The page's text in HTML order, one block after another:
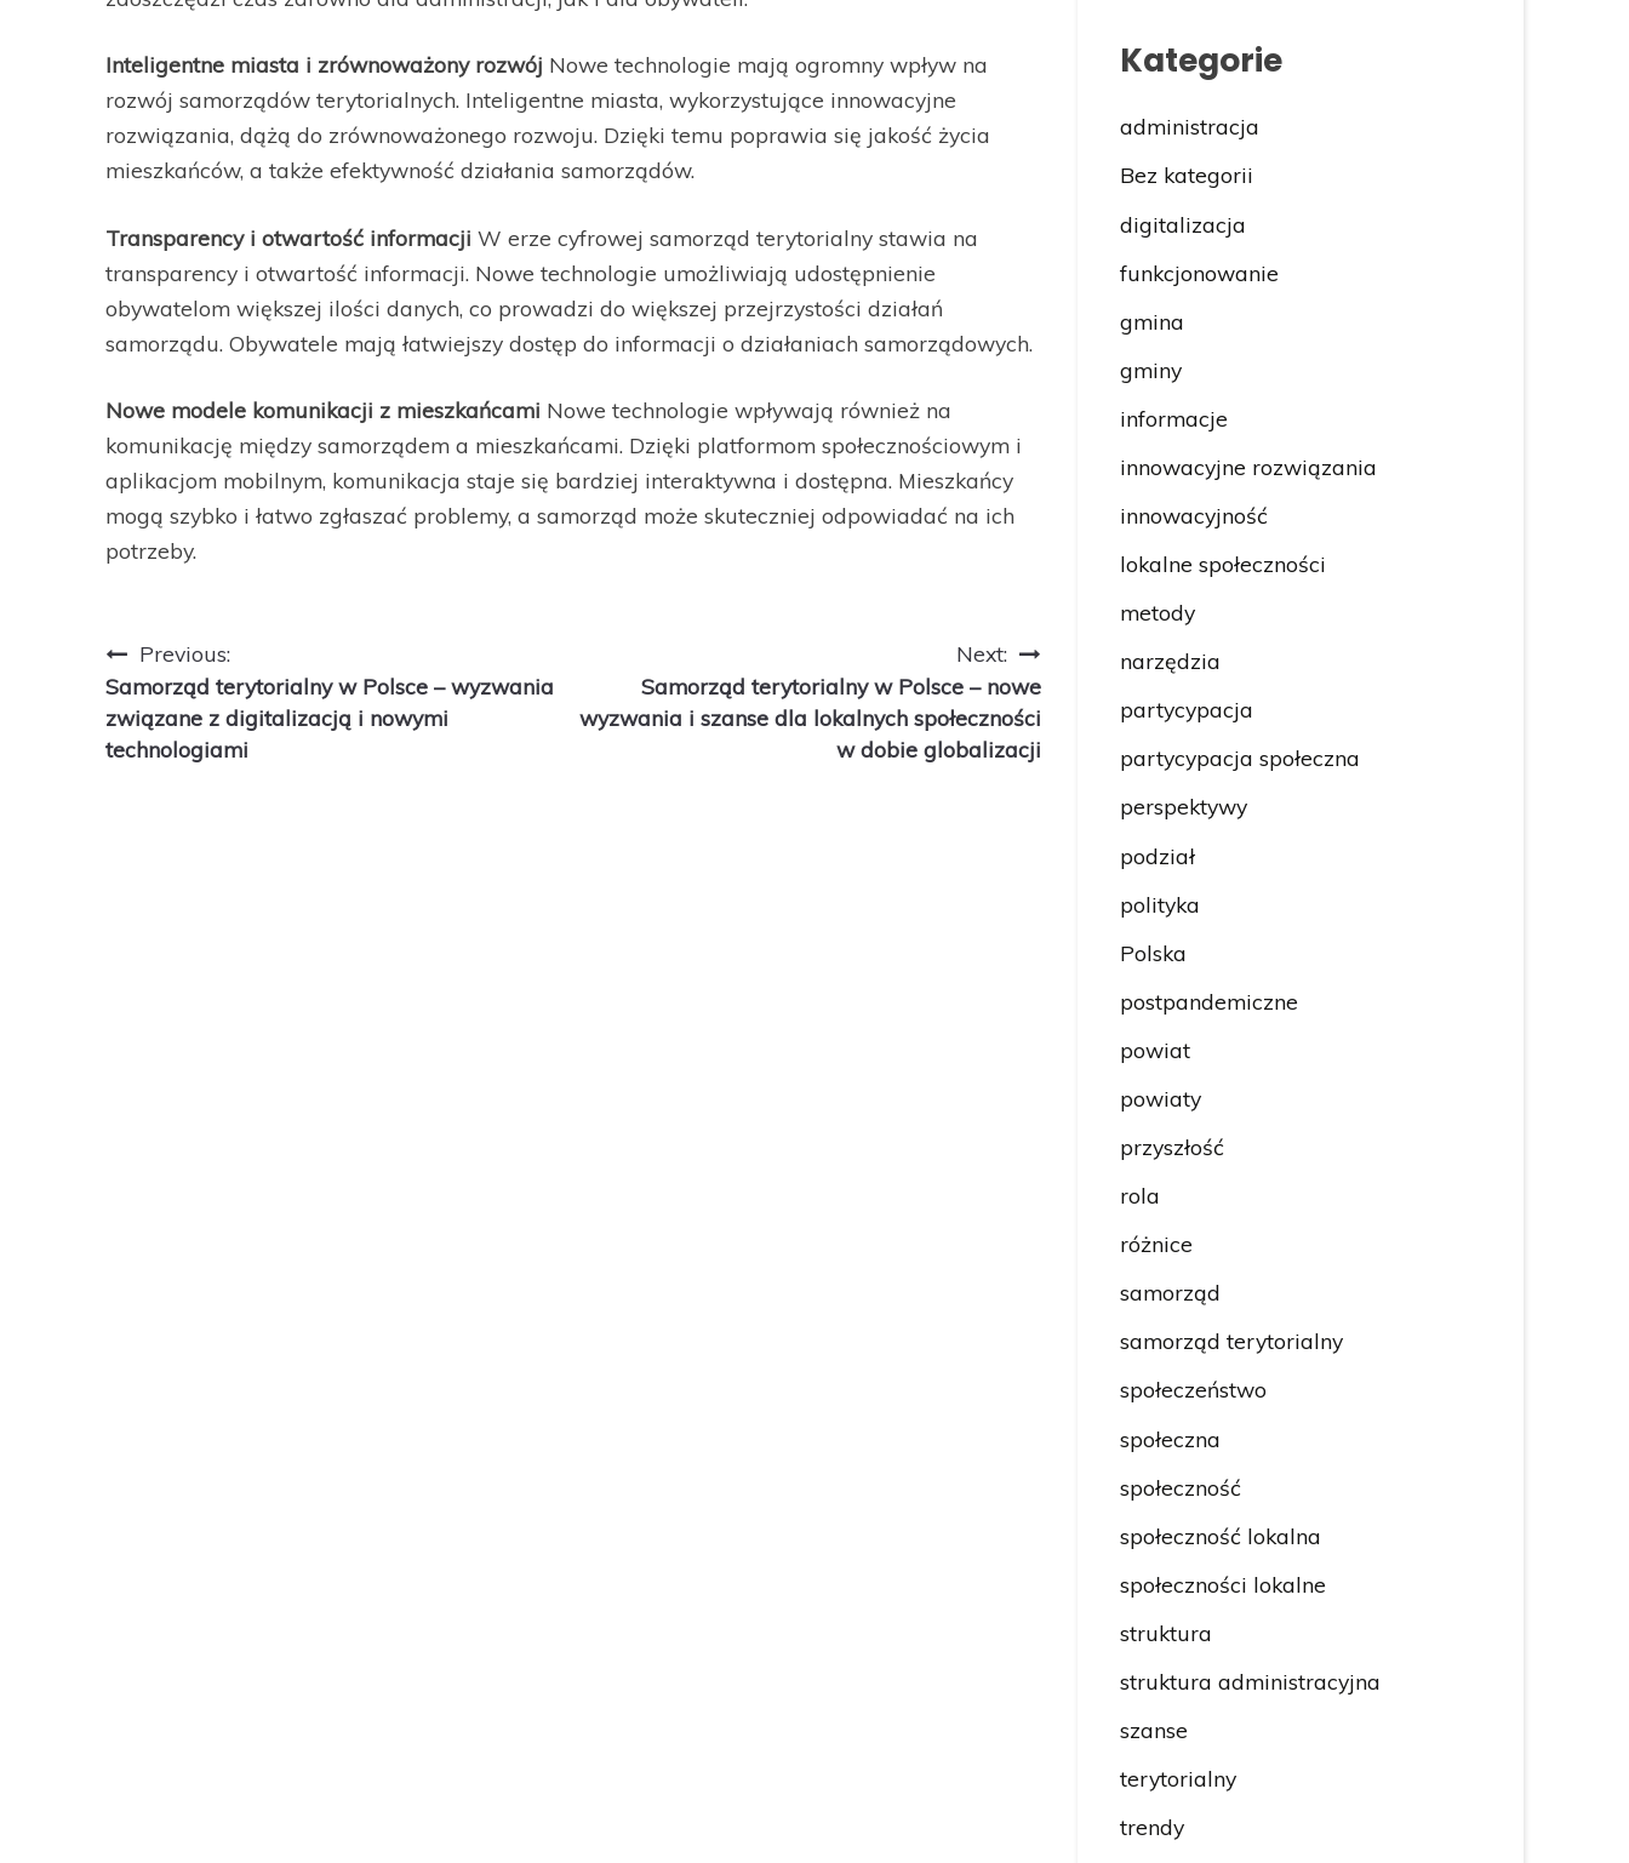
Inteligentne miasta i zrównoważony rozwój Nowe technologie mają ogromny wpływ na
rozwój samorządów terytorialnych. Inteligentne miasta, wykorzystujące innowacyjne
rozwiązania, dążą do zrównoważonego rozwoju. Dzięki temu poprawia się jakość życia
mieszkańców, a także efektywność działania samorządów.
Transparency i otwartość informacji W erze cyfrowej samorząd terytorialny stawia na
transparency i otwartość informacji. Nowe technologie umożliwiają udostępnienie
obywatelom większej ilości danych, co prowadzi do większej przejrzystości działań
samorządu. Obywatele mają łatwiejszy dostęp do informacji o działaniach samorządowych.
Nowe modele komunikacji z mieszkańcami Nowe technologie wpływają również na
komunikację między samorządem a mieszkańcami. Dzięki platformom społecznościowym i
aplikacjom mobilnym, komunikacja staje się bardziej interaktywna i dostępna. Mieszkańcy
mogą szybko i łatwo zgłaszać problemy, a samorząd może skuteczniej odpowiadać na ich
potrzeby.
Nawigacja
wpisu
Previous:
Samorząd terytorialny w Polsce – wyzwania
związane z digitalizacją i nowymi
technologiami
Next:
Samorząd terytorialny w Polsce – nowe
wyzwania i szanse dla lokalnych społeczności
w dobie globalizacji
Kategorie
administracja
Bez kategorii
digitalizacja
funkcjonowanie
gmina
gminy
informacje
innowacyjne rozwiązania
innowacyjność
lokalne społeczności
metody
narzędzia
partycypacja
partycypacja społeczna
perspektywy
podział
polityka
Polska
postpandemiczne
powiat
powiaty
przyszłość
rola
różnice
samorząd
samorząd terytorialny
społeczeństwo
społeczna
społeczność
społeczność lokalna
społeczności lokalne
struktura
struktura administracyjna
szanse
terytorialny
trendy